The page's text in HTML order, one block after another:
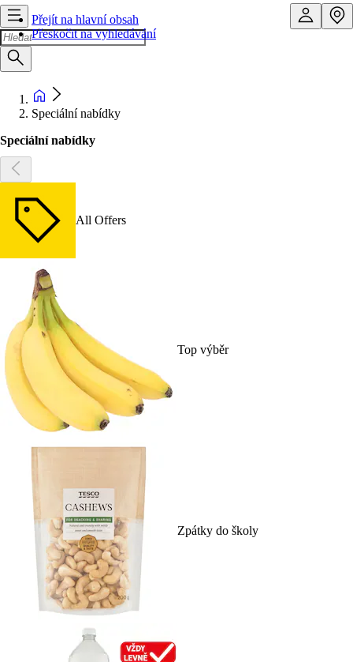
Přejít na hlavní obsah
Přeskočit na vyhledávání
Speciální nabídky
Speciální nabídky
All Offers
Top výběr
Zpátky do školy